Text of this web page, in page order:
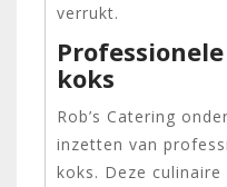
verrukt.
koks
Rob’s Catering
inzetten van
koks. Deze